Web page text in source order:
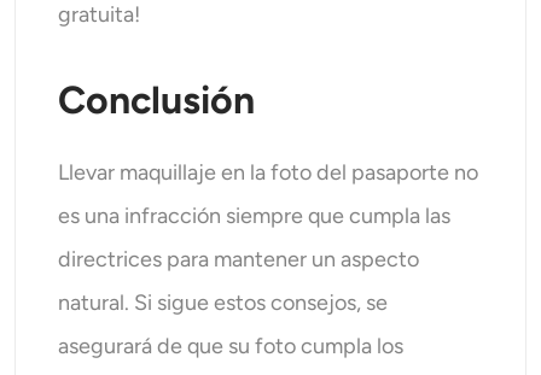
gratuita!
Conclusión
Llevar maquillaje en la foto del pasaporte no
es una infracción siempre que cumpla las
directrices para mantener un aspecto
natural. Si sigue estos consejos, se
asegurará de que su foto cumpla los